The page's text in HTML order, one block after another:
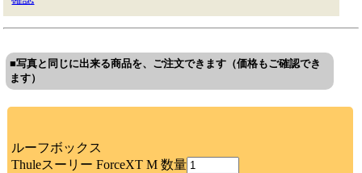
■写真と同じに出来る商品を、ご注文できます（価格もご確認でき
ます）
ルーフボックス
Thuleスーリー ForceXT M 数量